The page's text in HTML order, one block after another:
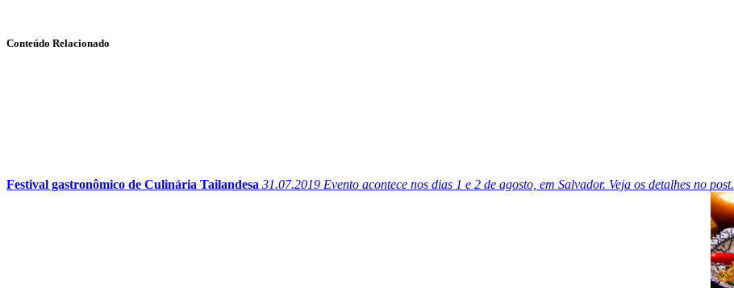
Conteúdo Relacionado
Festival gastronômico de Culinária Tailandesa 31.07.2019 Evento acontece nos dias 1 e 2 de agosto, em Salvador. Veja os detalhes no post.